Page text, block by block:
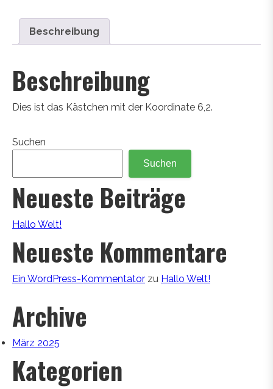
Beschreibung
Beschreibung
Dies ist das Kästchen mit der Koordinate 6,2.
Suchen
Suchen
Neueste Beiträge
Hallo Welt!
Neueste Kommentare
Ein WordPress-Kommentator zu Hallo Welt!
Archive
März 2025
Kategorien